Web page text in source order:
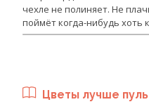
чехле не полиняет. Не
поймёт когда-нибудь хоть
Цветы лучше пуль